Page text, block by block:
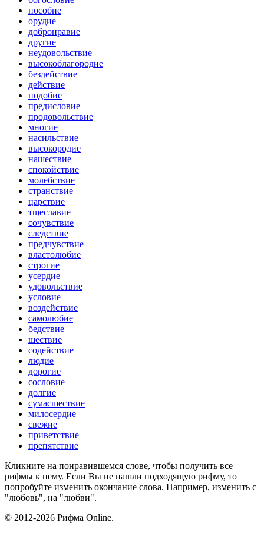
пособие
орудие
добронравие
другие
неудовольствие
высокоблагородие
бездействие
действие
подобие
предисловие
продовольствие
многие
насильствие
высокородие
нашествие
спокойствие
молебствие
странствие
царствие
тщеславие
сочувствие
следствие
предчувствие
властолюбие
строгие
усердие
удовольствие
условие
воздействие
самолюбие
бедствие
шествие
содействие
людие
дорогие
сословие
долгие
сумасшествие
милосердие
свежие
приветствие
препятствие
Кликните на понравившемся слове, чтобы получить все
рифмы к нему. Если Вы не нашли подходящую рифму, то
попробуйте изменить окончание слова. Например, изменить с
"любовь", на "любви".
© 2012-2026 Рифма Online.